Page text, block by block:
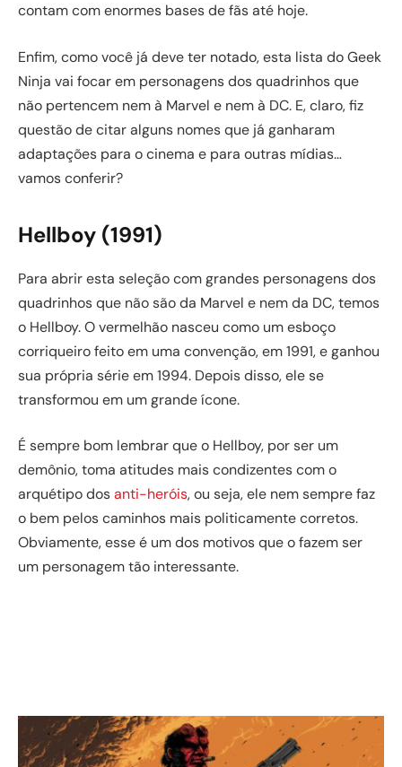
contam com enormes bases de fãs até hoje.
Enfim, como você já deve ter notado, esta lista do Geek
Ninja vai focar em personagens dos quadrinhos que
não pertencem nem à Marvel e nem à DC. E, claro, fiz
questão de citar alguns nomes que já ganharam
adaptações para o cinema e para outras mídias…
vamos conferir?
Hellboy (1991)
Para abrir esta seleção com grandes personagens dos
quadrinhos que não são da Marvel e nem da DC, temos
o Hellboy. O vermelhão nasceu como um esboço
corriqueiro feito em uma convenção, em 1991, e ganhou
sua própria série em 1994. Depois disso, ele se
transformou em um grande ícone.
É sempre bom lembrar que o Hellboy, por ser um
demônio, toma atitudes mais condizentes com o
arquétipo dosanti-heróis, ou seja, ele nem sempre faz
o bem pelos caminhos mais politicamente corretos.
Obviamente, esse é um dos motivos que o fazem ser
um personagem tão interessante.